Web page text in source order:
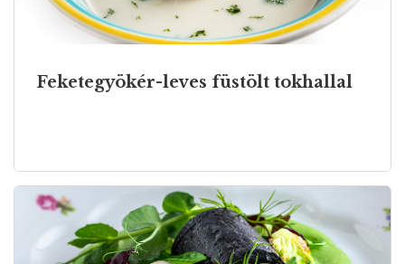
Feketegyökér-leves füstölt tokhallal